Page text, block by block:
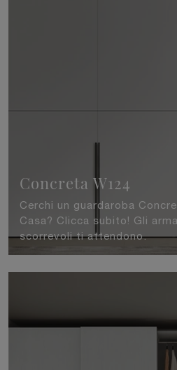
Concreta W124
Cerchi un guardaroba
Casa? Clicca subito! Gli
scorrevoli ti attendono.